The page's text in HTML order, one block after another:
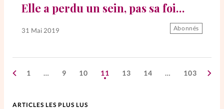
Elle a perdu un sein, pas sa foi…
31 Mai 2019 Abonnés
1 … 9 10 11 13 14 … 103
ARTICLES LES PLUS LUS